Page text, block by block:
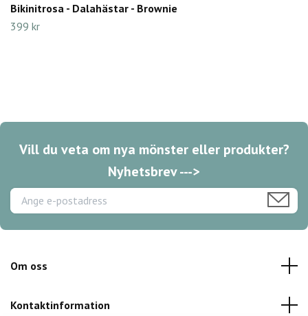
Bikinitrosa - Dalahästar - Brownie
399 kr
Vill du veta om nya mönster eller produkter?
Nyhetsbrev --->
Om oss
Kontaktinformation